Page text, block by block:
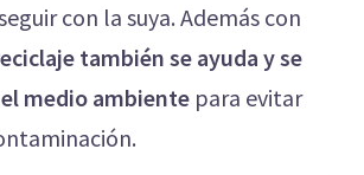
con la suya. Además con
también se ayuda y se
medio ambiente para evitar